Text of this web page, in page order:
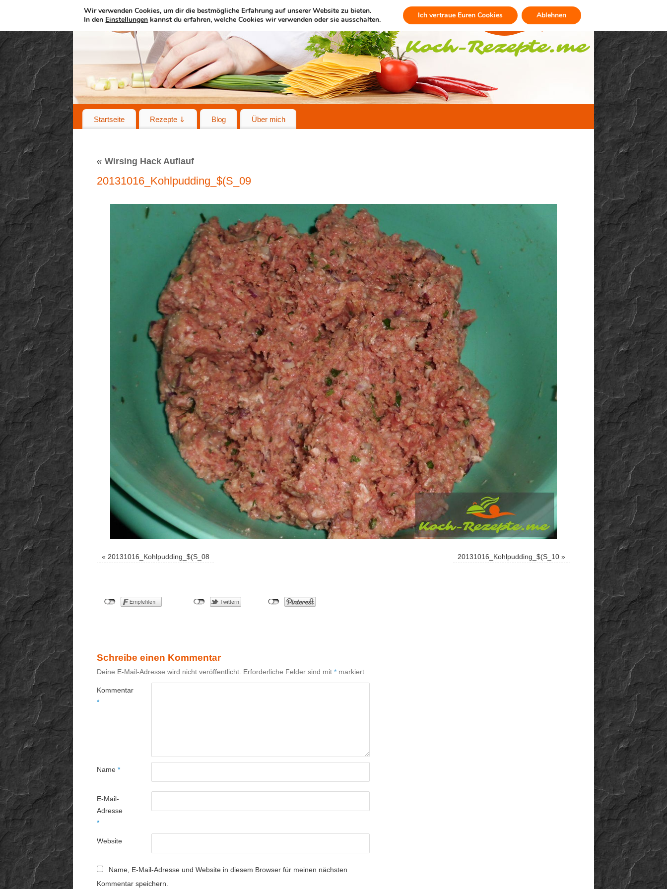
Startseite Rezepte ⇓ Blog Über mich
« Wirsing Hack Auflauf
20131016_Kohlpudding_$(S_09
« 20131016_Kohlpudding_$(S_08 20131016_Kohlpudding_$(S_10 »
Schreibe einen Kommentar
Deine E-Mail-Adresse wird nicht veröffentlicht. Erforderliche Felder sind mit * markiert
Kommentar
*
Name *
E-Mail-
Adresse
*
Website
Name, E-Mail-Adresse und Website in diesem Browser für meinen nächsten
Kommentar speichern.
Wir verwenden Cookies, um dir die bestmögliche Erfahrung auf unserer Website zu bieten.
In den Einstellungen kannst du erfahren, welche Cookies wir verwenden oder sie ausschalten. Ich vertraue Euren Cookies Ablehnen